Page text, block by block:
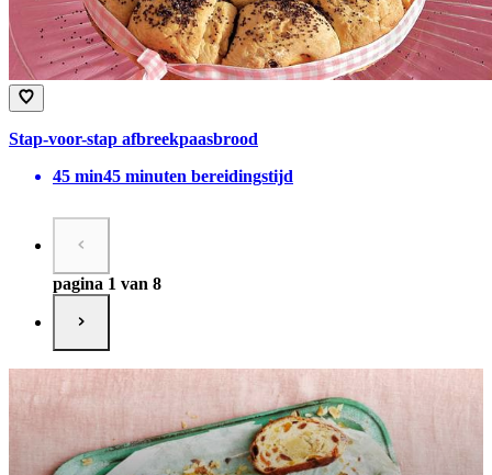
Stap-voor-stap afbreekpaasbrood
45 min45 minuten bereidingstijd
pagina 1 van 8